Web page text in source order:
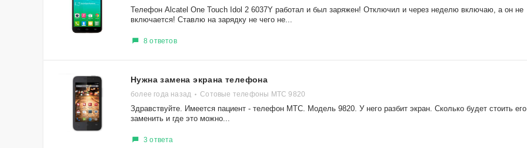
Телефон Alcatel One Touch Idol 2 6037Y работал и был заряжен! Отключил и через неделю включаю, а он не
включается! Ставлю на зарядку не чего не...
8 ответов
Нужна замена экрана телефона
более года назад Сотовые телефоны МТС 9820
Здравствуйте. Имеется пациент - телефон МТС. Модель 9820. У него разбит экран. Сколько будет стоить его
заменить и где это можно...
3 ответа